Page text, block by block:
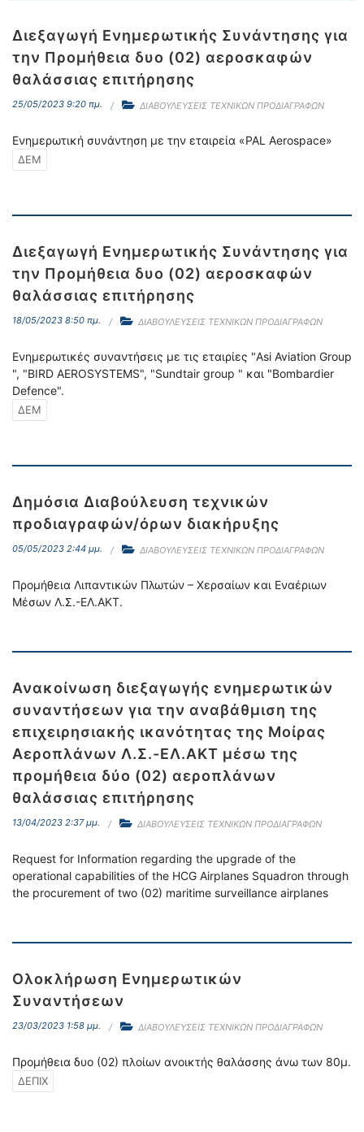
Διεξαγωγή Ενημερωτικής Συνάντησης για
την Προμήθεια δυο (02) αεροσκαφών
θαλάσσιας επιτήρησης
25/05/2023 9:20 πμ. ΔΙΑΒΟΥΛΕΥΣΕΙΣ ΤΕΧΝΙΚΩΝ ΠΡΟΔΙΑΓΡΑΦΩΝ
Ενημερωτική συνάντηση με την εταιρεία «PAL Aerospace»
ΔΕΜ
Διεξαγωγή Ενημερωτικής Συνάντησης για
την Προμήθεια δυο (02) αεροσκαφών
θαλάσσιας επιτήρησης
18/05/2023 8:50 πμ. ΔΙΑΒΟΥΛΕΥΣΕΙΣ ΤΕΧΝΙΚΩΝ ΠΡΟΔΙΑΓΡΑΦΩΝ
Ενημερωτικές συναντήσεις με τις εταιρίες "Asi Aviation Group
", "BIRD AEROSYSTEMS", "Sundtair group " και "Bombardier
Defence".
ΔΕΜ
Δημόσια Διαβούλευση τεχνικών
προδιαγραφών/όρων διακήρυξης
05/05/2023 2:44 μμ. ΔΙΑΒΟΥΛΕΥΣΕΙΣ ΤΕΧΝΙΚΩΝ ΠΡΟΔΙΑΓΡΑΦΩΝ
Προμήθεια Λιπαντικών Πλωτών – Χερσαίων και Εναέριων
Μέσων Λ.Σ.-ΕΛ.ΑΚΤ.
Ανακοίνωση διεξαγωγής ενημερωτικών
συναντήσεων για την αναβάθμιση της
επιχειρησιακής ικανότητας της Μοίρας
Αεροπλάνων Λ.Σ.-ΕΛ.ΑΚΤ μέσω της
προμήθεια δύο (02) αεροπλάνων
θαλάσσιας επιτήρησης
13/04/2023 2:37 μμ. ΔΙΑΒΟΥΛΕΥΣΕΙΣ ΤΕΧΝΙΚΩΝ ΠΡΟΔΙΑΓΡΑΦΩΝ
Request for Information regarding the upgrade of the
operational capabilities of the HCG Airplanes Squadron through
the procurement of two (02) maritime surveillance airplanes
Ολοκλήρωση Ενημερωτικών
Συναντήσεων
23/03/2023 1:58 μμ. ΔΙΑΒΟΥΛΕΥΣΕΙΣ ΤΕΧΝΙΚΩΝ ΠΡΟΔΙΑΓΡΑΦΩΝ
Προμήθεια δυο (02) πλοίων ανοικτής θαλάσσης άνω των 80μ.
ΔΕΠΙΧ